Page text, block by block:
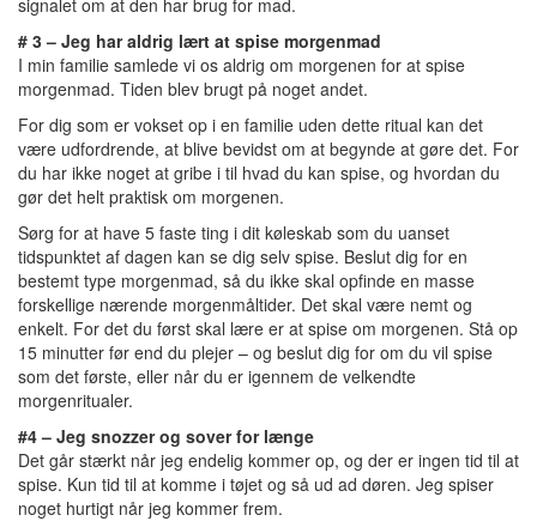
# 3 – Jeg har aldrig lært at spise morgenmad
I min familie samlede vi os aldrig om morgenen for at spise
morgenmad. Tiden blev brugt på noget andet.
For dig som er vokset op i en familie uden dette ritual kan det
være udfordrende, at blive bevidst om at begynde at gøre det. For
du har ikke noget at gribe i til hvad du kan spise, og hvordan du
gør det helt praktisk om morgenen.
Sørg for at have 5 faste ting i dit køleskab som du uanset
tidspunktet af dagen kan se dig selv spise. Beslut dig for en
bestemt type morgenmad, så du ikke skal opfinde en masse
forskellige nærende morgenmåltider. Det skal være nemt og
enkelt. For det du først skal lære er at spise om morgenen. Stå op
15 minutter før end du plejer – og beslut dig for om du vil spise
som det første, eller når du er igennem de velkendte
morgenritualer.
#4 – Jeg snozzer og sover for længe
Det går stærkt når jeg endelig kommer op, og der er ingen tid til at
spise. Kun tid til at komme i tøjet og så ud ad døren. Jeg spiser
noget hurtigt når jeg kommer frem.